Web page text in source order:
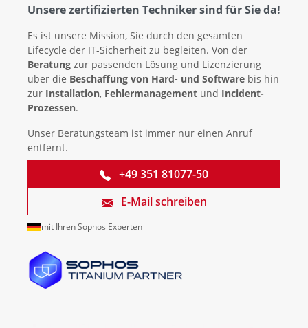
Unsere zertifizierten Techniker sind für Sie da!
Es ist unsere Mission, Sie durch den gesamten
Lifecycle der IT-Sicherheit zu begleiten. Von der
Beratung zur passenden Lösung und Lizenzierung
über die Beschaffung von Hard- und Software bis hin
zur Installation, Fehlermanagement und Incident-
Prozessen.
Unser Beratungsteam ist immer nur einen Anruf
entfernt.
+49 351 81077-50
E-Mail schreiben
mit Ihren Sophos Experten